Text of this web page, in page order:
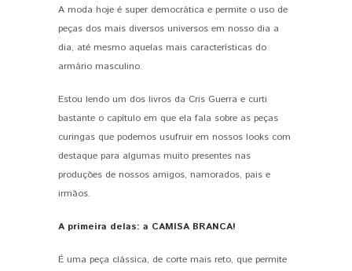
PIN IT
A moda hoje é super democrática e permite o uso de
peças dos mais diversos universos em nosso dia a
dia, até mesmo aquelas mais características do
armário masculino.
Estou lendo um dos livros da Cris Guerra e curti
bastante o capítulo em que ela fala sobre as peças
curingas que podemos usufruir em nossos looks com
destaque para algumas muito presentes nas
produções de nossos amigos, namorados, pais e
irmãos.
A primeira delas: a CAMISA BRANCA!
É uma peça clássica, de corte mais reto, que permite